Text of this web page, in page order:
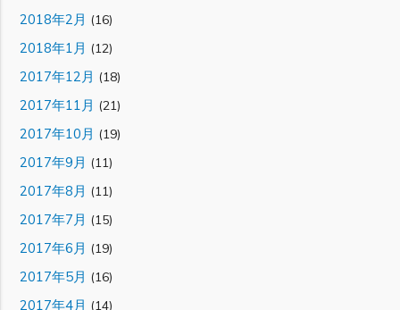
2018年2月 (16)
2018年1月 (12)
2017年12月 (18)
2017年11月 (21)
2017年10月 (19)
2017年9月 (11)
2017年8月 (11)
2017年7月 (15)
2017年6月 (19)
2017年5月 (16)
2017年4月 (14)